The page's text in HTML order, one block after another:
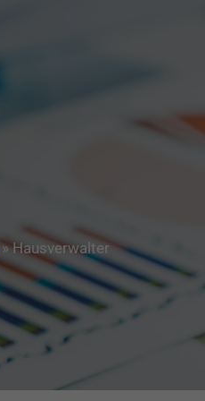
»Hausverwalter